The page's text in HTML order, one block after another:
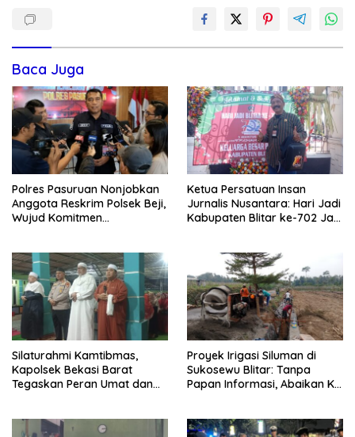
Baca Juga
Polres Pasuruan Nonjobkan
Anggota Reskrim Polsek Beji,
Wujud Komitmen
Ketua Persatuan Insan
Jurnalis Nusantara: Hari Jadi
Kabupaten Blitar ke-702 Jadi
Silaturahmi Kamtibmas,
Kapolsek Bekasi Barat
Tegaskan Peran Umat dan
Proyek Irigasi Siluman di
Sukosewu Blitar: Tanpa
Papan Informasi, Abaikan K3,